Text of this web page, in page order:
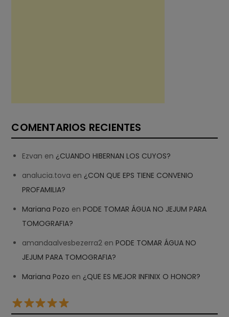
COMENTARIOS RECIENTES
Ezvan en ¿CUANDO HIBERNAN LOS CUYOS?
analucia.tova en ¿CON QUE EPS TIENE CONVENIO
PROFAMILIA?
Mariana Pozo enPODE TOMAR ÁGUA NO JEJUM PARA
TOMOGRAFIA?
amandaalvesbezerra2 enPODE TOMAR ÁGUA NO
JEJUM PARA TOMOGRAFIA?
Mariana Pozo en ¿QUE ES MEJOR INFINIX O HONOR?